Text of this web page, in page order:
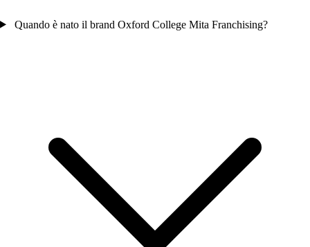
Quando è nato il brand Oxford College Mita Franchising?